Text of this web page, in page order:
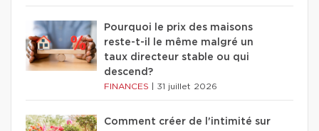
Pourquoi le prix des maisons
reste-t-il le même malgré un
taux directeur stable ou qui
descend?
FINANCES 31 juillet 2026
Comment créer de l'intimité sur